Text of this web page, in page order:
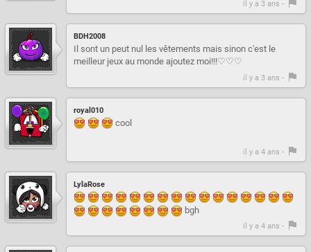
il y a 3 ans -
BDH2008
Il sont un peut nul les vêtements mais sinon c'est le
meilleur jeux au monde ajoutez moi!!!♡♡♡
il y a 3 ans -
royal010
cool
il y a 4 ans -
LylaRose
bgh
il y a 4 ans -